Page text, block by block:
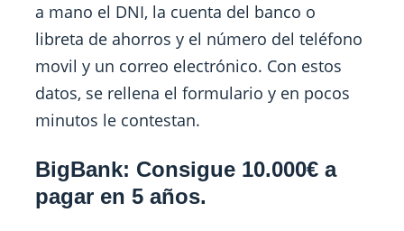
a mano el DNI, la cuenta del banco o
libreta de ahorros y el número del teléfono
movil y un correo electrónico. Con estos
datos, se rellena el formulario y en pocos
minutos le contestan.
BigBank: Consigue 10.000€ a
pagar en 5 años.